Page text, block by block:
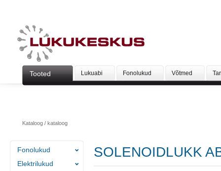
Tooted Lukuabi Fonolukud Võtmed
Kataloog/ kataloog
SOLENOIDLUKK
Fonolukud
Elektrilukud